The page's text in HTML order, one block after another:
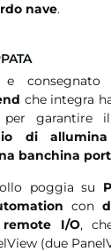
nave.
e
che integra
garantire
di
banchina
poggia su
con
I/O,
(due